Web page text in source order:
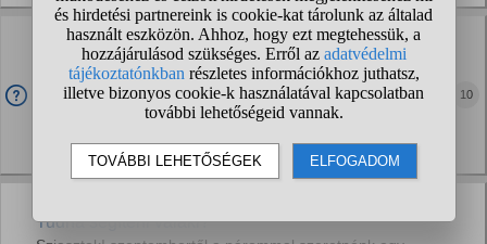
Hol érdemes olcsón nyaralót vagy vízparti házat venni
lakhatásra? Akár kisebb fürdőző helyek közelében is.
Pest megye és vonzáskörzete előnyben,de az ország többi
része is megfontolandó. Remélem jár erre egy-két tájékozott
országjáró, vagy épp olyan aki az ingatlanpiacot ismeri. De
Otthon » Ingatlan vásárlás, eladás
10
Tudna segíteni valaki?